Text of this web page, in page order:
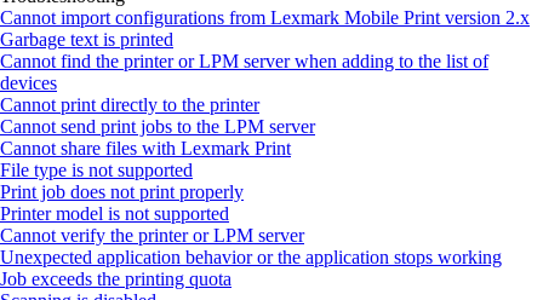
Cannot import configurations from Lexmark Mobile Print version 2.x
Garbage text is printed
Cannot find the printer or LPM server when adding to the list of
devices
Cannot print directly to the printer
Cannot send print jobs to the LPM server
Cannot share files with Lexmark Print
File type is not supported
Print job does not print properly
Printer model is not supported
Cannot verify the printer or LPM server
Unexpected application behavior or the application stops working
Job exceeds the printing quota